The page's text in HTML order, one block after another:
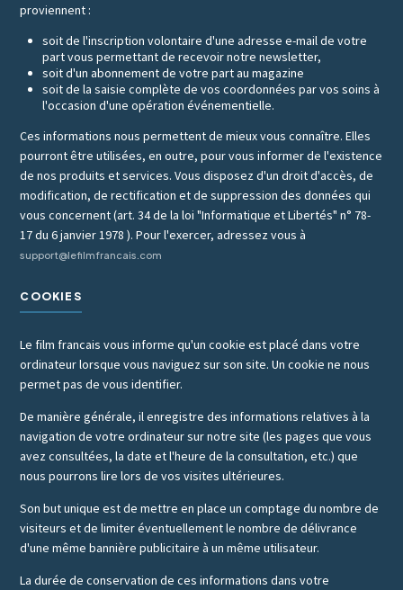
proviennent :
soit de l'inscription volontaire d'une adresse e-mail de votre
part vous permettant de recevoir notre newsletter,
soit d'un abonnement de votre part au magazine
soit de la saisie complète de vos coordonnées par vos soins à
l'occasion d'une opération événementielle.
Ces informations nous permettent de mieux vous connaître. Elles
pourront être utilisées, en outre, pour vous informer de l'existence
de nos produits et services. Vous disposez d'un droit d'accès, de
modification, de rectification et de suppression des données qui
vous concernent (art. 34 de la loi "Informatique et Libertés" n° 78-
17 du 6 janvier 1978 ). Pour l'exercer, adressez vous à
support@lefilmfrancais.com
COOKIES
Le film francais vous informe qu'un cookie est placé dans votre
ordinateur lorsque vous naviguez sur son site. Un cookie ne nous
permet pas de vous identifier.
De manière générale, il enregistre des informations relatives à la
navigation de votre ordinateur sur notre site (les pages que vous
avez consultées, la date et l'heure de la consultation, etc.) que
nous pourrons lire lors de vos visites ultérieures.
Son but unique est de mettre en place un comptage du nombre de
visiteurs et de limiter éventuellement le nombre de délivrance
d'une même bannière publicitaire à un même utilisateur.
La durée de conservation de ces informations dans votre